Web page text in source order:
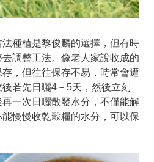
種植是黎俊麟的選擇，但有時
調整工法。像老人家說收成的
，但往往保存不易，時常會遭
若先日曬4－5天，然後立刻
一次日曬散發水分，不僅能解
慢慢收乾穀糧的水分，可以保